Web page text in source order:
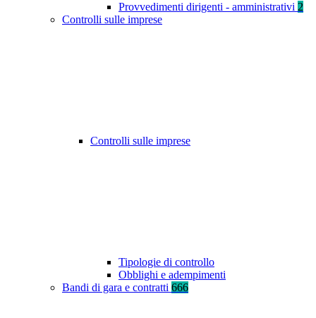
Provvedimenti dirigenti - amministrativi 2
Controlli sulle imprese
Controlli sulle imprese
Tipologie di controllo
Obblighi e adempimenti
Bandi di gara e contratti 666